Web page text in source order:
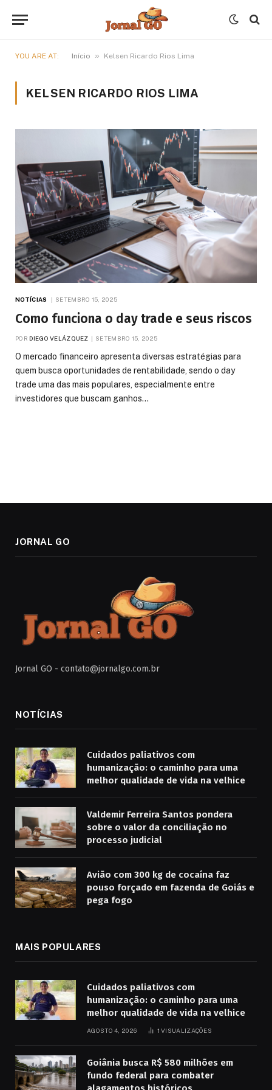
YOU ARE AT: Início » Kelsen Ricardo Rios Lima
KELSEN RICARDO RIOS LIMA
NOTÍCIAS SETEMBRO 15, 2025
Como funciona o day trade e seus riscos
POR DIEGO VELÁZQUEZ SETEMBRO 15, 2025
O mercado financeiro apresenta diversas estratégias para
quem busca oportunidades de rentabilidade, sendo o day
trade uma das mais populares, especialmente entre
investidores que buscam ganhos…
JORNAL GO
Jornal GO - contato@jornalgo.com.br
NOTÍCIAS
Cuidados paliativos com
humanização: o caminho para uma
melhor qualidade de vida na velhice
Valdemir Ferreira Santos pondera
sobre o valor da conciliação no
processo judicial
Avião com 300 kg de cocaína faz
pouso forçado em fazenda de Goiás e
pega fogo
MAIS POPULARES
Cuidados paliativos com
humanização: o caminho para uma
melhor qualidade de vida na velhice
AGOSTO 4, 2026 1VISUALIZAÇÕES
Goiânia busca R$ 580 milhões em
fundo federal para combater